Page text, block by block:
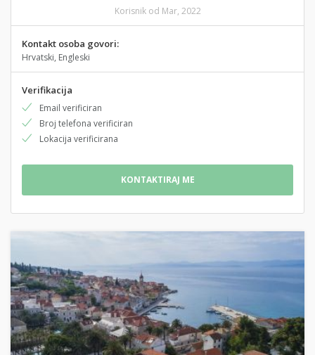
Korisnik od Mar, 2022
Kontakt osoba govori:
Hrvatski, Engleski
Verifikacija
Email verificiran
Broj telefona verificiran
Lokacija verificirana
KONTAKTIRAJ ME